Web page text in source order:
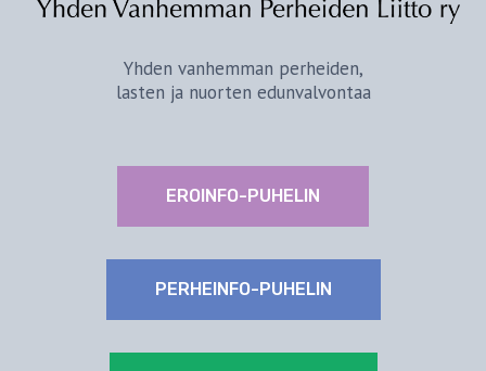
Yhden vanhemman perheiden,
lasten ja nuorten edunvalvontaa
EROINFO-PUHELIN
PERHEINFO-PUHELIN